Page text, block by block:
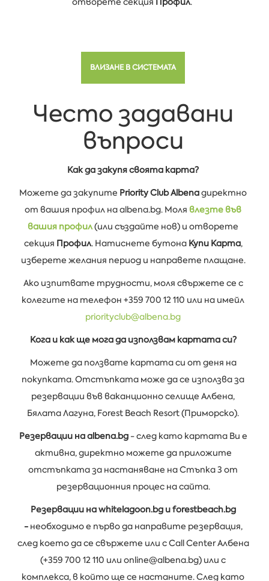
ВЛИЗАНЕ В СИСТЕМАТА
Често задавани
въпроси
Как да закупя своята карта?
Можете да закупите Priority Club Albenaдиректно
от вашия профил на albena.bg. Моля влезте във
вашия профил(или създайте нов) и отворете
секция Профил. Натиснете бутона Купи Карта,
изберете желания период и направете плащане.
Ако изпитвате трудности, моля свържете се с
колегите на телефон +359 700 12 110 или на имейл
priorityclub@albena.bg
Кога и как ще мога да използвам картата си?
Можете да ползвате картата си от деня на
покупката. Отстъпката може да се използва за
резервации във ваканционно селище Албена,
Бялата Лагуна, Forest Beach Resort (Приморско).
Резервации на albena.bg - след като картата Ви е
активна, директно можете да приложите
отстъпката за настаняване на Стъпка 3 от
резервационния процес на сайта.
Резервации на whitelagoon.bg и forestbeach.bg
- необходимо е първо да направите резервация,
след което да се свържете или с Call Center Албена
(+359 700 12 110 или online@albena.bg) или с
комплекса, в който ще се настаните. След като